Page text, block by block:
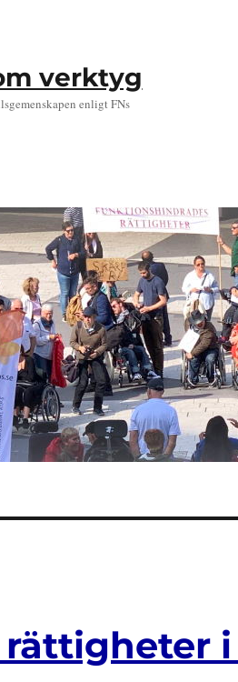
verktyg
enligt FNs